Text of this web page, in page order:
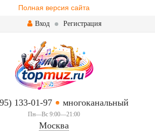
Полная версия сайта
Вход Регистрация
133-01-97 многоканальный
Пн—Вс 9:00—21:00
Москва